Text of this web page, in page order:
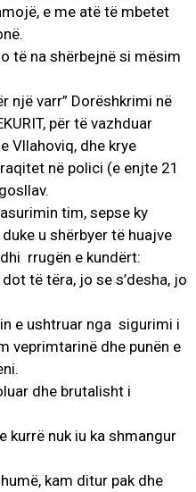
e me atë të mbetet
të na shërbejnë si mësim
një varr” Dorëshkrimi në
për të vazhduar
Vllahoviq, dhe krye
në polici (e enjte 21
tim, sepse ky
u shërbyer të huajve
rrugën e kundërt:
të tëra, jo se s’desha, jo
e ushtruar nga sigurimi i
veprimtarinë dhe punën e
dhe brutalisht i
kurrë nuk iu ka shmangur
kam ditur pak dhe